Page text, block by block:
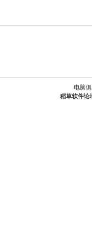
电脑
稻草软件论